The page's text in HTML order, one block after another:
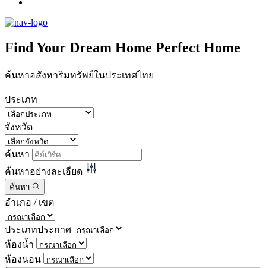
Find Your Dream Home Perfect Home
ค้นหาอสังหาริมทรัพย์ในประเทศไทย
ประเภท
จังหวัด
ค้นหา
ค้นหาอย่างละเอียด
ค้นหา
อำเภอ / เขต
ประเภทประกาศ
ห้องน้ำ
ห้องนอน